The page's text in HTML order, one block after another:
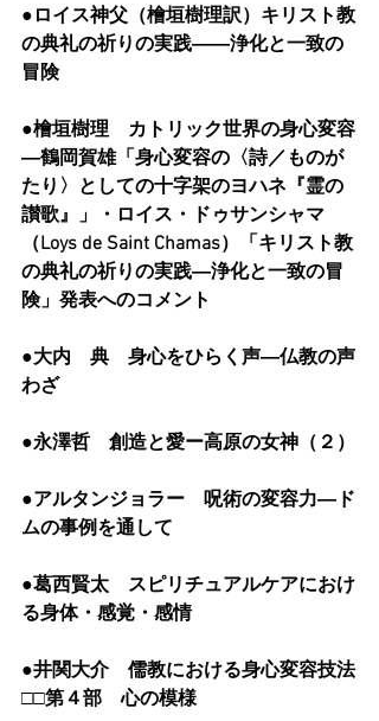
●ロイス神父（檜垣樹理訳）キリスト教
の典礼の祈りの実践――浄化と一致の
冒険
●檜垣樹理　カトリック世界の身心変容
―鶴岡賀雄「身心変容の〈詩／ものが
たり〉としての十字架のヨハネ『霊の
讃歌』」・ロイス・ドゥサンシャマ
（Loys de Saint Chamas）「キリスト教
の典礼の祈りの実践―浄化と一致の冒
険」発表へのコメント
●大内　典　身心をひらく声―仏教の声
わざ
●永澤哲　創造と愛ー高原の女神（２）
●アルタンジョラー　呪術の変容力―ド
ムの事例を通して
●葛西賢太　スピリチュアルケアにおけ
る身体・感覚・感情
●井関大介　儒教における身心変容技法
□□第４部　心の模様